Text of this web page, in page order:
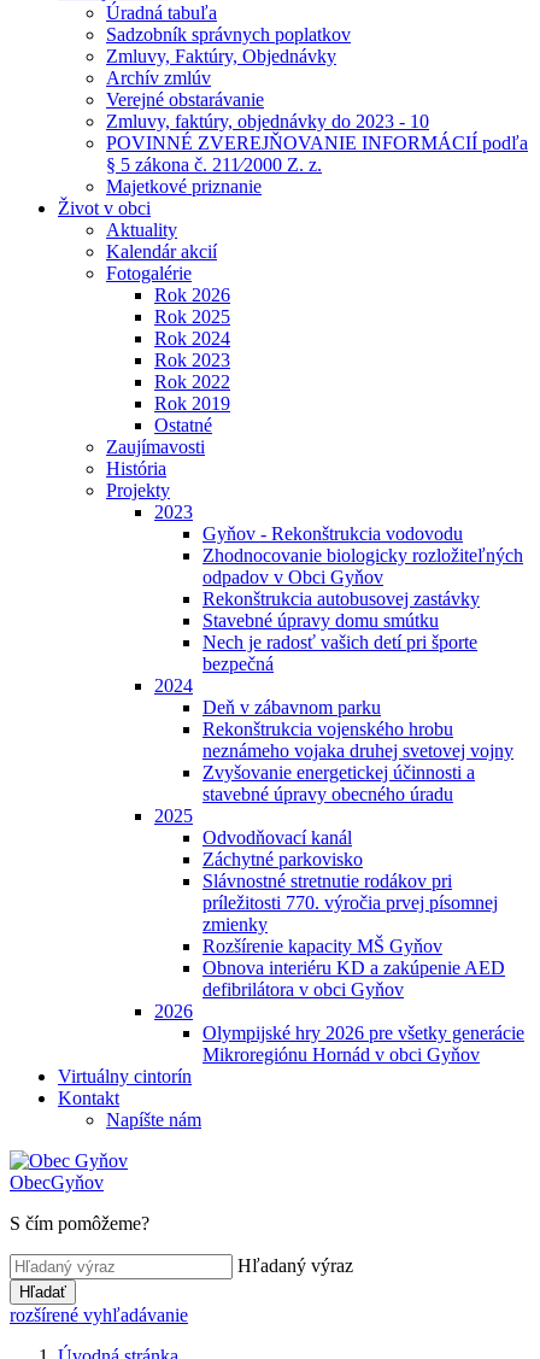
Úradná tabuľa
Sadzobník správnych poplatkov
Zmluvy, Faktúry, Objednávky
Archív zmlúv
Verejné obstarávanie
Zmluvy, faktúry, objednávky do 2023 - 10
POVINNÉ ZVEREJŇOVANIE INFORMÁCIÍ podľa
§ 5 zákona č. 211⁄2000 Z. z.
Majetkové priznanie
Život v obci
Aktuality
Kalendár akcií
Fotogalérie
Rok 2026
Rok 2025
Rok 2024
Rok 2023
Rok 2022
Rok 2019
Ostatné
Zaujímavosti
História
Projekty
2023
Gyňov - Rekonštrukcia vodovodu
Zhodnocovanie biologicky rozložiteľných
odpadov v Obci Gyňov
Rekonštrukcia autobusovej zastávky
Stavebné úpravy domu smútku
Nech je radosť vašich detí pri športe
bezpečná
2024
Deň v zábavnom parku
Rekonštrukcia vojenského hrobu
neznámeho vojaka druhej svetovej vojny
Zvyšovanie energetickej účinnosti a
stavebné úpravy obecného úradu
2025
Odvodňovací kanál
Záchytné parkovisko
Slávnostné stretnutie rodákov pri
príležitosti 770. výročia prvej písomnej
zmienky
Rozšírenie kapacity MŠ Gyňov
Obnova interiéru KD a zakúpenie AED
defibrilátora v obci Gyňov
2026
Olympijské hry 2026 pre všetky generácie
Mikroregiónu Hornád v obci Gyňov
Virtuálny cintorín
Kontakt
Napíšte nám
ObecGyňov
S čím pomôžeme?
Hľadaný výraz
Hľadať
rozšírené vyhľadávanie